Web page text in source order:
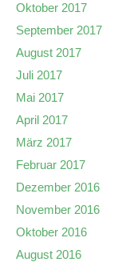
Oktober 2017
September 2017
August 2017
Juli 2017
Mai 2017
April 2017
März 2017
Februar 2017
Dezember 2016
November 2016
Oktober 2016
August 2016